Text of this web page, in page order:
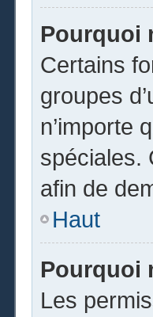
Pourquoi
Certains
groupes
n’importe
spéciales.
afin de
Haut
Pourquoi
Les